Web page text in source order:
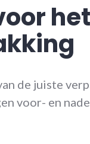
de juiste
voor- en